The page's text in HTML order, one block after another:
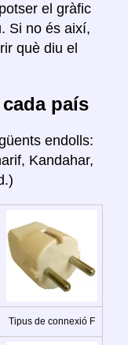
el gràfic
Si no és així,
què diu el
país
endolls:
Kandahar,
Tipus de connexió F